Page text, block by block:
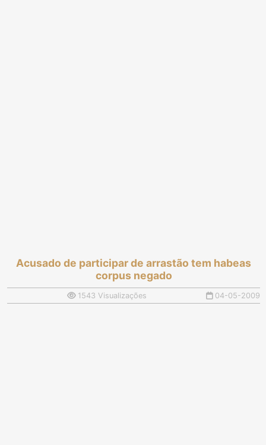
Acusado de participar de arrastão tem habeas
corpus negado
1543 Visualizações 04-05-2009